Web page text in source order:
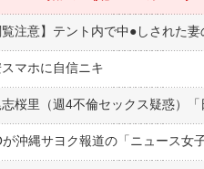
覧注意】テント内で中●︎しされた
マホに自信ニキ
桜里（週4不倫セックス疑惑）「
が沖縄サヨク報道の「ニュース